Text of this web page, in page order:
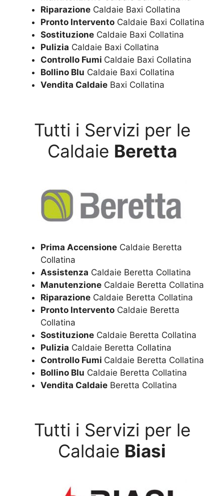
Riparazione Caldaie Baxi Collatina
Pronto Intervento Caldaie Baxi Collatina
Sostituzione Caldaie Baxi Collatina
Pulizia Caldaie Baxi Collatina
Controllo Fumi Caldaie Baxi Collatina
Bollino Blu Caldaie Baxi Collatina
Vendita Caldaie Baxi Collatina
Tutti i Servizi per le
Caldaie Beretta
Prima Accensione Caldaie Beretta
Collatina
Assistenza Caldaie Beretta Collatina
Manutenzione Caldaie Beretta Collatina
Riparazione Caldaie Beretta Collatina
Pronto Intervento Caldaie Beretta
Collatina
Sostituzione Caldaie Beretta Collatina
Pulizia Caldaie Beretta Collatina
Controllo Fumi Caldaie Beretta Collatina
Bollino Blu Caldaie Beretta Collatina
Vendita Caldaie Beretta Collatina
Tutti i Servizi per le
Caldaie Biasi